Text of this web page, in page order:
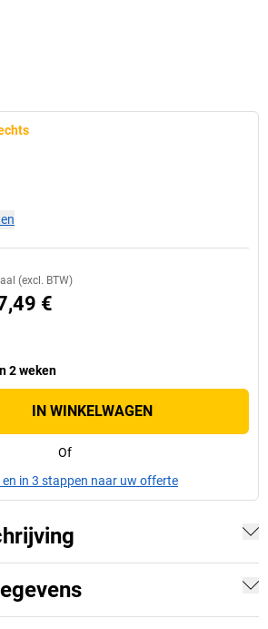
(excl. BTW)
€
2 weken
IN WINKELWAGEN
Of
en in 3 stappen naar uw offerte